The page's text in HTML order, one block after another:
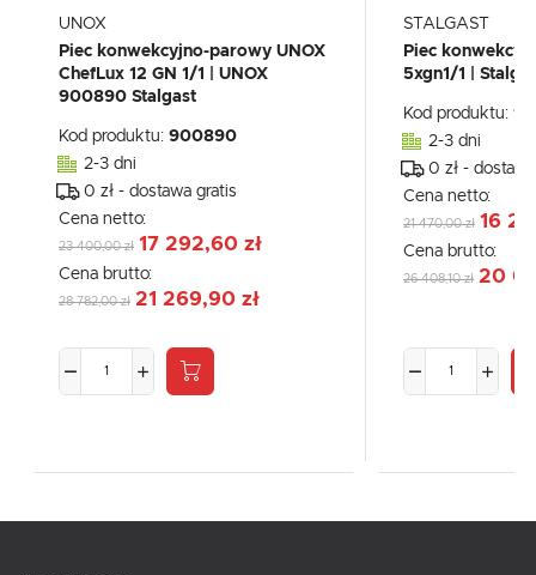
UNOX
Piec konwekcyjno-parowy UNOX
ChefLux 12 GN 1/1 | UNOX
900890 Stalgast
Kod produktu: 900890
2-3 dni
0 zł - dostawa gratis
Cena netto:
23 400,00 zł 17 292,60 zł
Cena brutto:
28 782,00 zł 21 269,90 zł
STALGAST
Piec
5xgn1/1 |
Kod produktu:
2-3 dni
0 zł -
Cena netto:
21 470,00 zł 16
Cena brutto:
26 408,10 zł 20